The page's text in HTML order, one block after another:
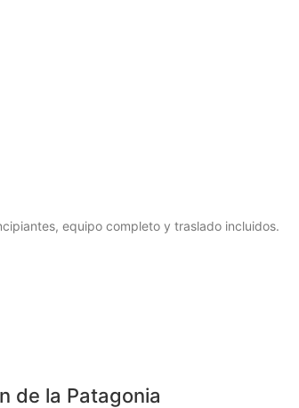
equipo completo y traslado incluidos.
de la Patagonia